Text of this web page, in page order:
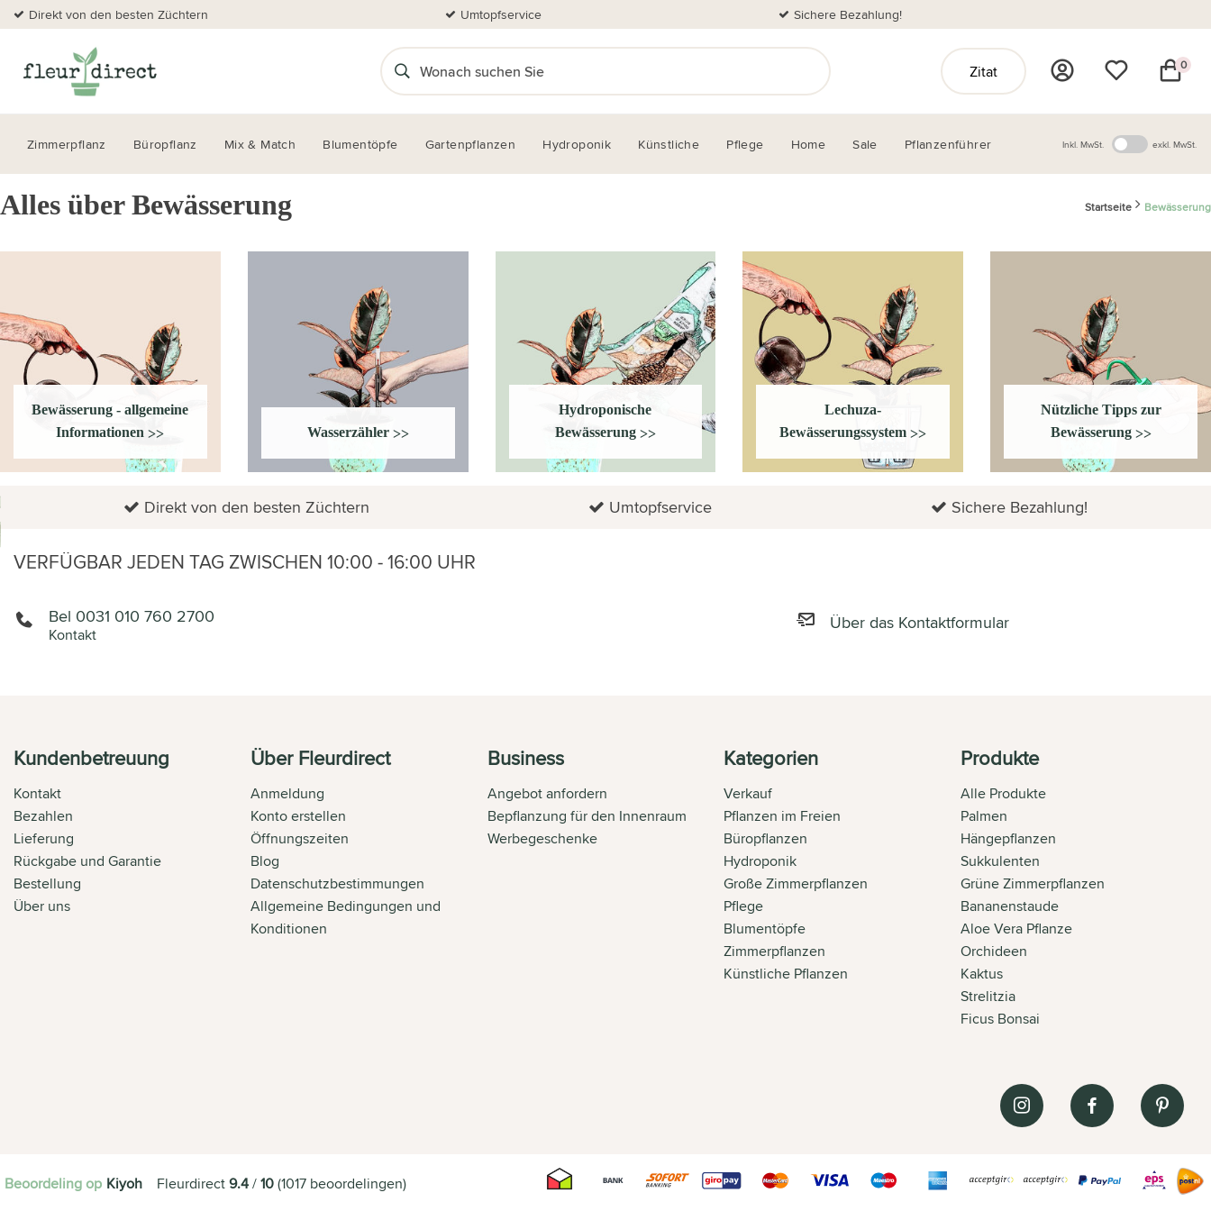
Direkt von den besten Züchtern Umtopfservice Sichere Bezahlung!
Zitat 0
Zimmerpflanz Büropflanz Mix & Match Blumentöpfe Gartenpflanzen Hydroponik Künstliche Pflege Home Sale Pflanzenführer Inkl. MwSt. exkl. MwSt.
Alles über Bewässerung Startseite Bewässerung
Bewässerung - allgemeine
Informationen>> Wasserzähler >>
Hydroponische
Bewässerung >>
Lechuza-
Bewässerungssystem>>
Nützliche Tipps zur
Bewässerung >>
Direkt von den besten Züchtern Umtopfservice Sichere Bezahlung!
VERFÜGBAR JEDEN TAG ZWISCHEN 10:00 - 16:00 UHR
Bel 0031 010 760 2700
Kontakt
Über das Kontaktformular
Kundenbetreuung
Kontakt
Bezahlen
Lieferung
Rückgabe und Garantie
Bestellung
Über uns
Über Fleurdirect
Anmeldung
Konto erstellen
Öffnungszeiten
Blog
Datenschutzbestimmungen
Allgemeine Bedingungen und
Konditionen
Business
Angebot anfordern
Bepflanzung für den Innenraum
Werbegeschenke
Kategorien
Verkauf
Pflanzen im Freien
Büropflanzen
Hydroponik
Große Zimmerpflanzen
Pflege
Blumentöpfe
Zimmerpflanzen
Künstliche Pflanzen
Produkte
Alle Produkte
Palmen
Hängepflanzen
Sukkulenten
Grüne Zimmerpflanzen
Bananenstaude
Aloe Vera Pflanze
Orchideen
Kaktus
Strelitzia
Ficus Bonsai
Beoordeling op Kiyoh Fleurdirect9.4/10(1017 beoordelingen)